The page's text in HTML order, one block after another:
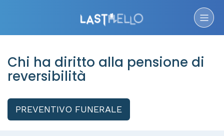
Chi ha diritto alla pensione di
reversibilità
PREVENTIVO FUNERALE